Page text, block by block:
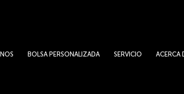
BOLSA PERSONALIZADA SERVICIO ACERCA